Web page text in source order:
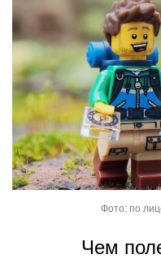
Фото: по
Чем